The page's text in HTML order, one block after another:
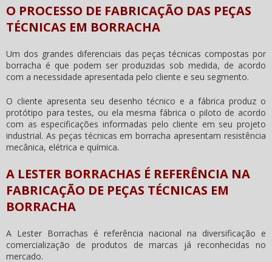
O PROCESSO DE FABRICAÇÃO DAS PEÇAS
TÉCNICAS EM BORRACHA
Um dos grandes diferenciais das peças técnicas compostas por
borracha é que podem ser produzidas sob medida, de acordo
com a necessidade apresentada pelo cliente e seu segmento.
O cliente apresenta seu desenho técnico e a fábrica produz o
protótipo para testes, ou ela mesma fábrica o piloto de acordo
com as especificações informadas pelo cliente em seu projeto
industrial. As peças técnicas em borracha apresentam resistência
mecânica, elétrica e química.
A LESTER BORRACHAS É REFERÊNCIA NA
FABRICAÇÃO DE PEÇAS TÉCNICAS EM
BORRACHA
A Lester Borrachas é referência nacional na diversificação e
comercialização de produtos de marcas já reconhecidas no
mercado.